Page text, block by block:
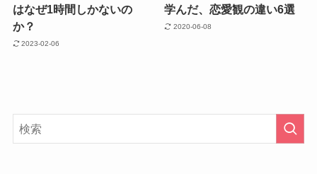
はなぜ1時間しかないの
か？
2023-02-06
学んだ、恋愛観の違い6選
2020-06-08